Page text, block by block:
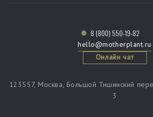
8 (800) 550-19-82
hello@motherplant.ru
Онлайн чат
123557, Москва, Большой Тишинский
3